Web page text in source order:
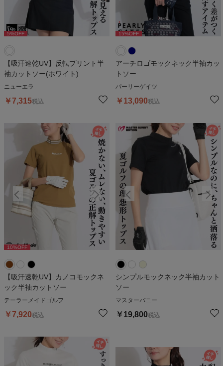
5%OFF
【吸汗速乾UV】反転プリント半
袖カットソー(ホワイト)
ニューエラ
￥7,315税込
15%OFF 15%OFF
アーチロゴモックネック半袖カッ
トソー
パーリーゲイツ
￥ 13,090税込
10%OFF
【吸汗速乾UV】カノコモックネ
ック半袖カットソー
テーラーメイドゴルフ
￥7,920税込
シンプルモックネック半袖カット
ソー
マスターバニー
￥ 19,800税込